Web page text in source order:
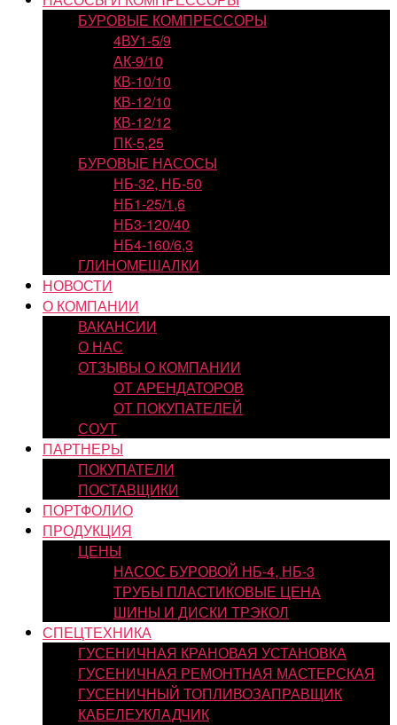
БУРОВЫЕ КОМПРЕССОРЫ
4ВУ1-5/9
АК-9/10
КВ-10/10
КВ-12/10
КВ-12/12
ПК-5,25
БУРОВЫЕ НАСОСЫ
НБ-32, НБ-50
НБ1-25/1,6
НБ3-120/40
НБ4-160/6,3
ГЛИНОМЕШАЛКИ
НОВОСТИ
О КОМПАНИИ
ВАКАНСИИ
О НАС
ОТЗЫВЫ О КОМПАНИИ
ОТ АРЕНДАТОРОВ
ОТ ПОКУПАТЕЛЕЙ
СОУТ
ПАРТНЕРЫ
ПОКУПАТЕЛИ
ПОСТАВЩИКИ
ПОРТФОЛИО
ПРОДУКЦИЯ
ЦЕНЫ
НАСОС БУРОВОЙ НБ-4, НБ-3
ТРУБЫ ПЛАСТИКОВЫЕ ЦЕНА
ШИНЫ И ДИСКИ ТРЭКОЛ
СПЕЦТЕХНИКА
ГУСЕНИЧНАЯ КРАНОВАЯ УСТАНОВКА
ГУСЕНИЧНАЯ РЕМОНТНАЯ МАСТЕРСКАЯ
ГУСЕНИЧНЫЙ ТОПЛИВОЗАПРАВЩИК
КАБЕЛЕУКЛАДЧИК